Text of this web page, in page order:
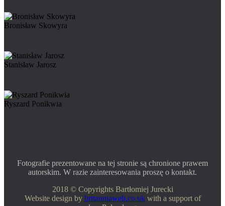
Bronisław Skowyra
Stanisław Jarosz
Ryszard Ponikwia
Fotografie prezentowane na tej stronie są chronione prawem
autorskim. W razie zainteresowania proszę o kontakt.
2018 © Copyrights Bartłomiej Jurecki
Website design by britanniaweb.co.ukwith a support of